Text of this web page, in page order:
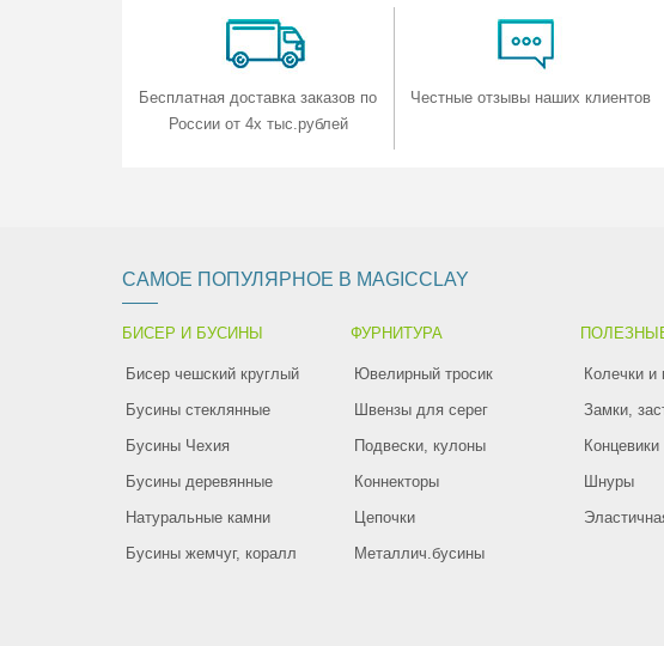
Бесплатная доставка заказов по
России от 4х тыс.рублей
Честные отзывы наших клиентов
САМОЕ ПОПУЛЯРНОЕ В MAGICCLAY
БИСЕР И БУСИНЫ
Бисер чешский круглый
Бусины стеклянные
Бусины Чехия
Бусины деревянные
Натуральные камни
Бусины жемчуг, коралл
ФУРНИТУРА
Ювелирный тросик
Швензы для серег
Подвески, кулоны
Коннекторы
Цепочки
Металлич.бусины
Колечки и
Замки,
Шнуры